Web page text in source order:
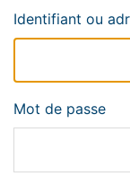
Identifiant ou
Mot de passe